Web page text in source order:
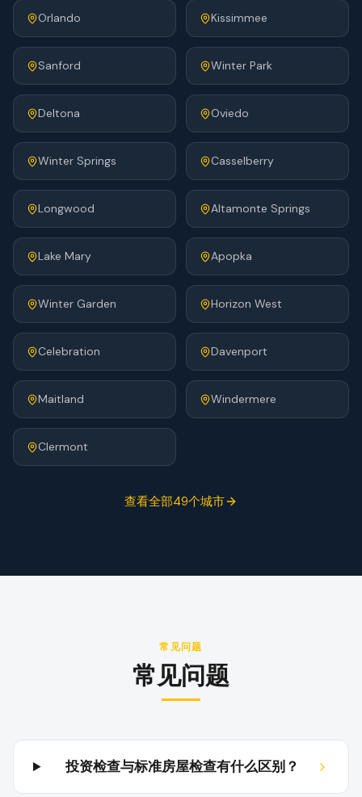
Orlando Kissimmee
Sanford Winter Park
Deltona Oviedo
Winter Springs Casselberry
Longwood Altamonte Springs
Lake Mary Apopka
Winter Garden Horizon West
Celebration Davenport
Maitland Windermere
Clermont
查看全部49个城市
常见问题
常见问题
投资检查与标准房屋检查有什么区别？